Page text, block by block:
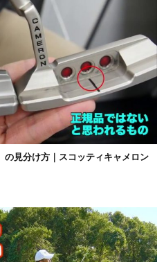
の見分け方｜スコッティキャメロン